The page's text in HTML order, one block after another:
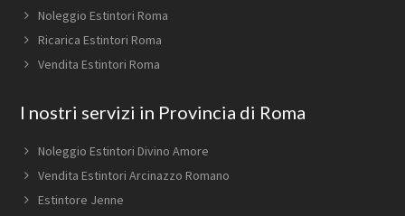
Noleggio Estintori Roma
Ricarica Estintori Roma
Vendita Estintori Roma
I nostri servizi in Provincia di Roma
Noleggio Estintori Divino Amore
Vendita Estintori Arcinazzo Romano
Estintore Jenne